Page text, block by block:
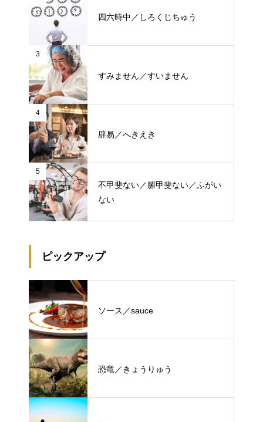
四六時中／しろくじちゅう
3
すみません／すいません
4
辟易／へきえき
5
不甲斐ない／腑甲斐ない／ふがい
ない
ピックアップ
ソース／sauce
恐竜／きょうりゅう